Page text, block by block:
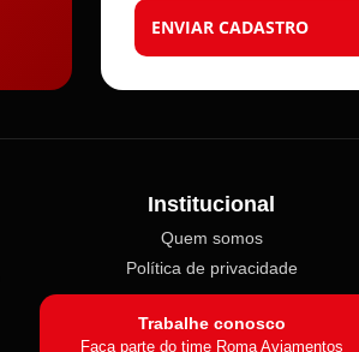
ENVIAR CADASTRO
Institucional
Quem somos
Política de privacidade
Trabalhe conosco
Faça parte do time Roma Aviamentos